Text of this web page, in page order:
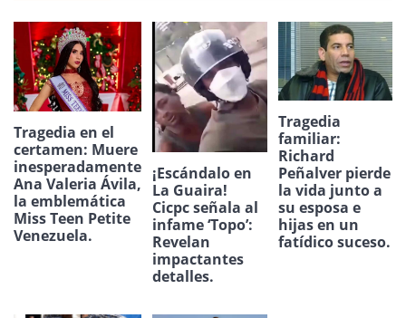
Tragedia en el
certamen: Muere
inesperadamente
Ana Valeria Ávila,
la emblemática
Miss Teen Petite
Venezuela.
¡Escándalo en
La Guaira!
Cicpc señala al
infame ‘Topo’:
Revelan
impactantes
detalles.
Tragedia
familiar:
Richard
Peñalver pierde
la vida junto a
su esposa e
hijas en un
fatídico suceso.